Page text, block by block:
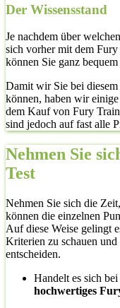
Der Wissensstand
Je nachdem über
sich vorher mit dem Fury
können Sie ganz
Damit wir Sie bei
können, haben wir
dem Kauf von Fury
sind jedoch auf fast alle
Nehmen Sie
Test
Nehmen Sie sich die
können die einzelnen
Auf diese Weise gelingt
Kriterien zu schauen
entscheiden.
Handelt es sich
hochwertiges